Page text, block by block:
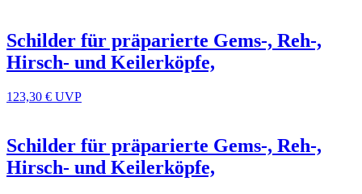
Schilder für präparierte Gems-, Reh-,
Hirsch- und Keilerköpfe,
123,30 € UVP
Schilder für präparierte Gems-, Reh-,
Hirsch- und Keilerköpfe,